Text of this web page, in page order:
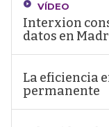
VÍDEO
Interxion
datos en
La eficiencia
permanente